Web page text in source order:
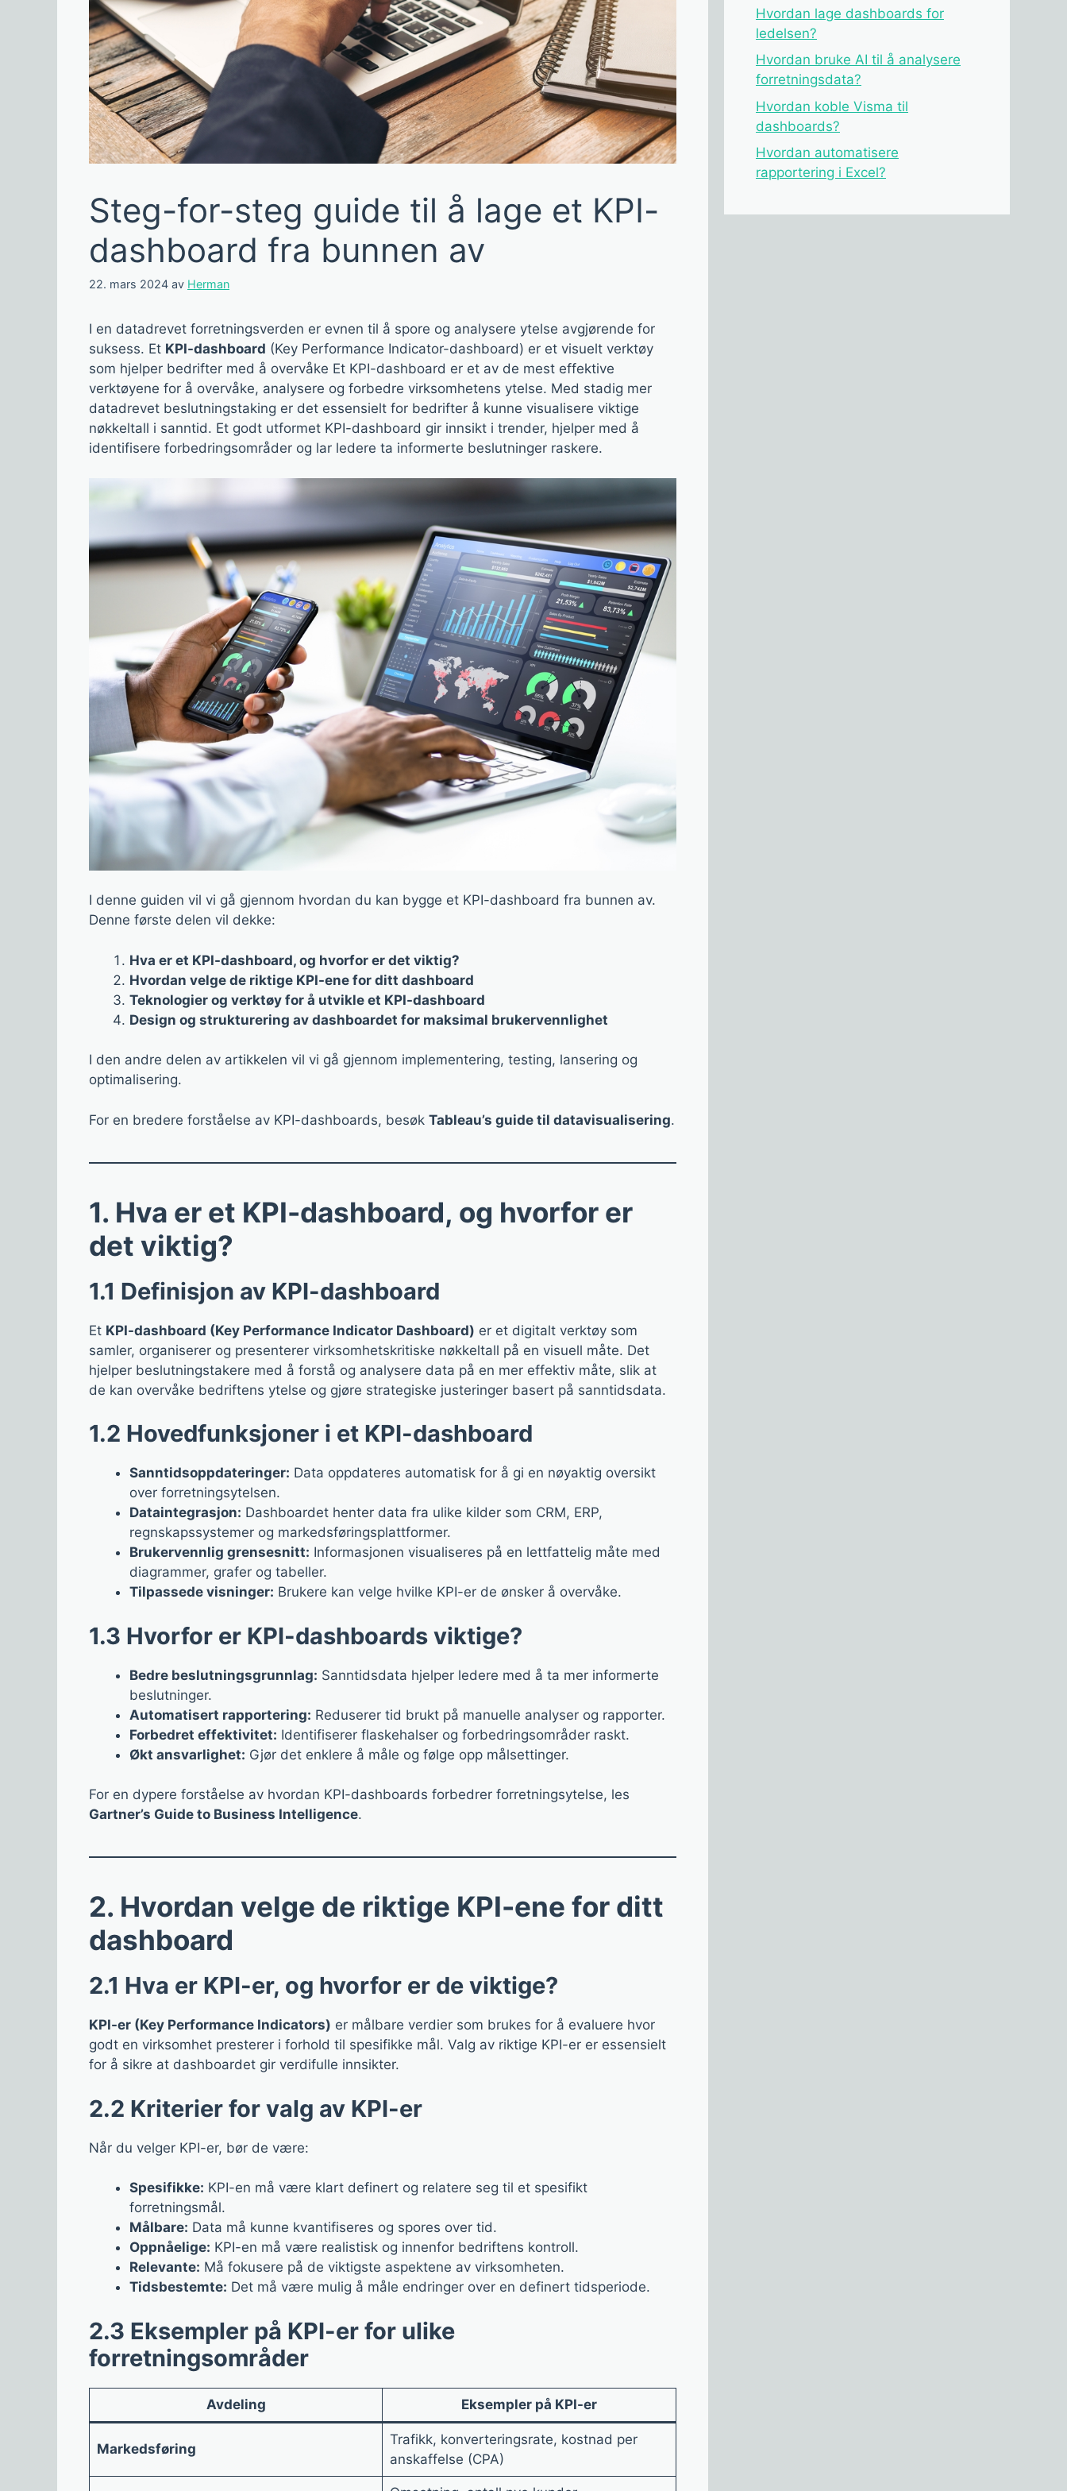
Steg-for-steg guide til å lage et KPI-
dashboard fra bunnen av
22. mars 2024 av Herman
I en datadrevet forretningsverden er evnen til å spore og analysere ytelse avgjørende for
suksess. Et KPI-dashboard (Key Performance Indicator-dashboard) er et visuelt verktøy
som hjelper bedrifter med å overvåke Et KPI-dashboard er et av de mest effektive
verktøyene for å overvåke, analysere og forbedre virksomhetens ytelse. Med stadig mer
datadrevet beslutningstaking er det essensielt for bedrifter å kunne visualisere viktige
nøkkeltall i sanntid. Et godt utformet KPI-dashboard gir innsikt i trender, hjelper med å
identifisere forbedringsområder og lar ledere ta informerte beslutninger raskere.
I denne guiden vil vi gå gjennom hvordan du kan bygge et KPI-dashboard fra bunnen av.
Denne første delen vil dekke:
Hva er et KPI-dashboard, og hvorfor er det viktig?
Hvordan velge de riktige KPI-ene for ditt dashboard
Teknologier og verktøy for å utvikle et KPI-dashboard
Design og strukturering av dashboardet for maksimal brukervennlighet
I den andre delen av artikkelen vil vi gå gjennom implementering, testing, lansering og
optimalisering.
For en bredere forståelse av KPI-dashboards, besøk Tableau’s guide til datavisualisering.
1. Hva er et KPI-dashboard, og hvorfor er
det viktig?
1.1 Definisjon av KPI-dashboard
Et KPI-dashboard (Key Performance Indicator Dashboard) er et digitalt verktøy som
samler, organiserer og presenterer virksomhetskritiske nøkkeltall på en visuell måte. Det
hjelper beslutningstakere med å forstå og analysere data på en mer effektiv måte, slik at
de kan overvåke bedriftens ytelse og gjøre strategiske justeringer basert på sanntidsdata.
1.2 Hovedfunksjoner i et KPI-dashboard
Sanntidsoppdateringer: Data oppdateres automatisk for å gi en nøyaktig oversikt
over forretningsytelsen.
Dataintegrasjon: Dashboardet henter data fra ulike kilder som CRM, ERP,
regnskapssystemer og markedsføringsplattformer.
Brukervennlig grensesnitt: Informasjonen visualiseres på en lettfattelig måte med
diagrammer, grafer og tabeller.
Tilpassede visninger: Brukere kan velge hvilke KPI-er de ønsker å overvåke.
1.3 Hvorfor er KPI-dashboards viktige?
Bedre beslutningsgrunnlag: Sanntidsdata hjelper ledere med å ta mer informerte
beslutninger.
Automatisert rapportering: Reduserer tid brukt på manuelle analyser og rapporter.
Forbedret effektivitet: Identifiserer flaskehalser og forbedringsområder raskt.
Økt ansvarlighet: Gjør det enklere å måle og følge opp målsettinger.
For en dypere forståelse av hvordan KPI-dashboards forbedrer forretningsytelse, les
Gartner’s Guide to Business Intelligence.
2. Hvordan velge de riktige KPI-ene for ditt
dashboard
2.1 Hva er KPI-er, og hvorfor er de viktige?
KPI-er (Key Performance Indicators) er målbare verdier som brukes for å evaluere hvor
godt en virksomhet presterer i forhold til spesifikke mål. Valg av riktige KPI-er er essensielt
for å sikre at dashboardet gir verdifulle innsikter.
2.2 Kriterier for valg av KPI-er
Når du velger KPI-er, bør de være:
Spesifikke: KPI-en må være klart definert og relatere seg til et spesifikt
forretningsmål.
Målbare: Data må kunne kvantifiseres og spores over tid.
Oppnåelige: KPI-en må være realistisk og innenfor bedriftens kontroll.
Relevante: Må fokusere på de viktigste aspektene av virksomheten.
Tidsbestemte: Det må være mulig å måle endringer over en definert tidsperiode.
2.3 Eksempler på KPI-er for ulike
forretningsområder
Avdeling Eksempler på KPI-er
Markedsføring
Trafikk, konverteringsrate, kostnad per
anskaffelse (CPA)
Hvordan lage dashboards for
ledelsen?
Hvordan bruke AI til å analysere
forretningsdata?
Hvordan koble Visma til
dashboards?
Hvordan automatisere
rapportering i Excel?